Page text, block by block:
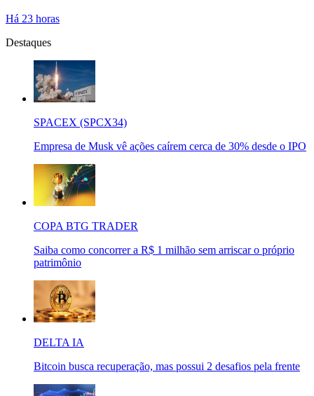
Há 23 horas
Destaques
SPACEX (SPCX34)
Empresa de Musk vê ações caírem cerca de 30% desde o IPO
COPA BTG TRADER
Saiba como concorrer a R$ 1 milhão sem arriscar o próprio
patrimônio
DELTA IA
Bitcoin busca recuperação, mas possui 2 desafios pela frente